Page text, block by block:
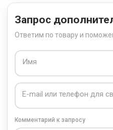
Запрос
Ответим по товару и
Имя
E-mail или телефон для
Комментарий к запросу